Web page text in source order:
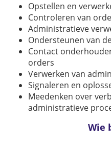
Opstellen en
Controleren van
Administratieve
Ondersteunen van
Contact
orders
Verwerken van
Signaleren en
Meedenken over
administratieve
Wie